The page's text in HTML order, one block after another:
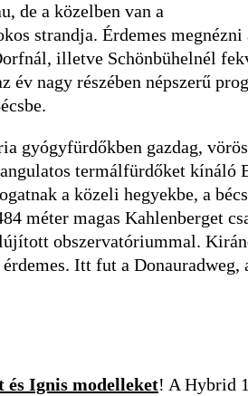
de a közelben van a
strandja. Érdemes
illetve Schönbühelnél
nagy részében népszerű
gyógyfürdőkben gazdag,
termálfürdőket kínáló
a közeli hegyekbe, a
méter magas Kahlenberget
obszervatóriummal.
Itt fut a Donauradweg,
és Ignis modelleket! A Hybrid